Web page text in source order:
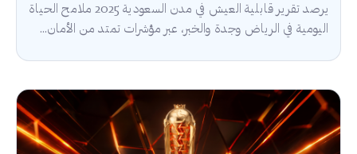
يرصد تقرير قابلية العيش في مدن السعودية 2025 ملامح الحياة
اليومية في الرياض وجدة والخبر، عبر مؤشرات تمتد من الأمان...